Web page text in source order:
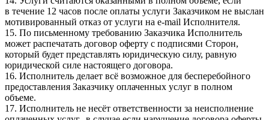
в течение 12 часов после оплаты услуги Заказчиком не выслан
мотивированный отказ от услуги на e-mail Исполнителя.
15. По письменному требованию Заказчика Исполнитель
может распечатать договор оферту с подписями Сторон,
который будет представлять юридическую силу, равную
юридической силе настоящего договора.
16. Исполнитель делает всё возможное для бесперебойного
предоставления Заказчику оплаченных услуг в полном
объеме.
17. Исполнитель не несёт ответственности за неисполнение